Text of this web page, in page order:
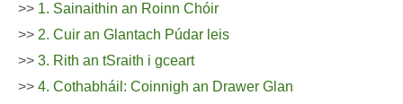
>> 1. Sainaithin an Roinn Chóir
>> 2. Cuir an Glantach Púdar leis
>> 3. Rith an tSraith i gceart
>> 4. Cothabháil: Coinnigh an Drawer Glan